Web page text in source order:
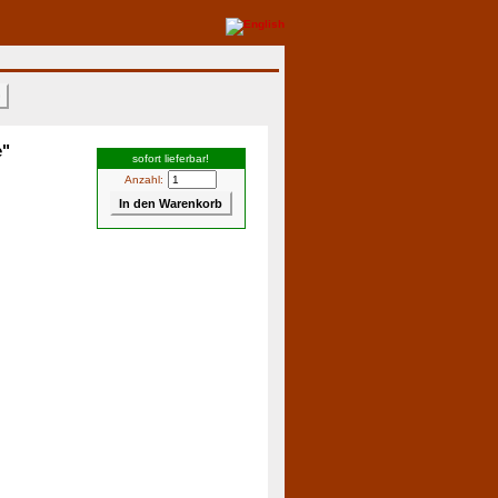
sofort lieferbar!
Anzahl: